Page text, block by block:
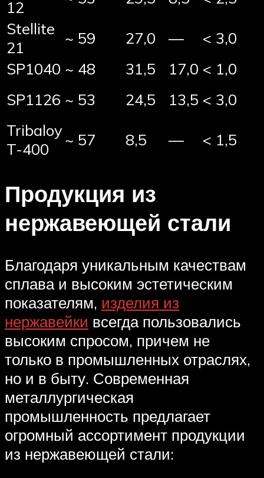
12
Stellite
21
~ 59 27,0 — < 3,0
SP1040 ~ 48 31,5 17,0 < 1,0
SP1126 ~ 53 24,5 13,5 < 3,0
Tribaloy
T-400
~ 57 8,5 — < 1,5
Продукция из
нержавеющей стали
Благодаря уникальным качествам
сплава и высоким эстетическим
показателям, изделия из
нержавейки всегда пользовались
высоким спросом, причем не
только в промышленных отраслях,
но и в быту. Современная
металлургическая
промышленность предлагает
огромный ассортимент продукции
из нержавеющей стали: